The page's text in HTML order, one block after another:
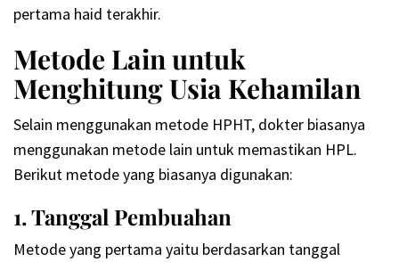
pertama haid terakhir.
Metode Lain untuk
Menghitung Usia Kehamilan
Selain menggunakan metode HPHT, dokter biasanya
menggunakan metode lain untuk memastikan HPL.
Berikut metode yang biasanya digunakan:
1. Tanggal Pembuahan
Metode yang pertama yaitu berdasarkan tanggal